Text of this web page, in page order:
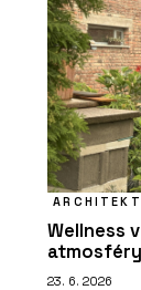
Wellness
23. 6. 2026